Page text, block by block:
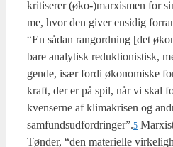
kri­ti­se­rer (øko-)marxismen for
me, hvor den giver ensi­dig
“En sådan rang­ord­ning [det
bare ana­ly­tisk reduk­tio­ni­stisk,
gen­de, især for­di øko­no­mi­ske
kraft, der er på spil, når vi skal
kven­ser­ne af kli­ma­kri­sen og
samfundsudfordringer”.5
Tøn­der, “den mate­ri­el­le